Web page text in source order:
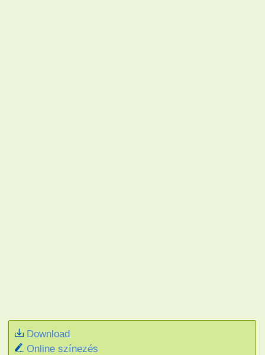
Download
Online színezés